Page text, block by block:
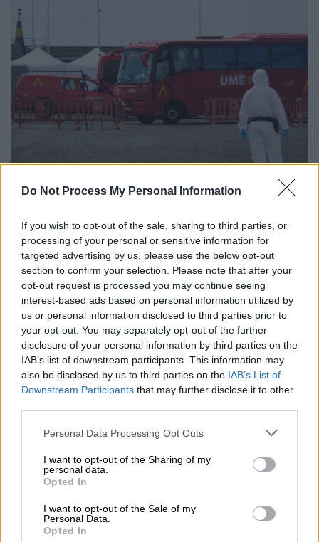
Do Not Process My Personal Information
If you wish to opt-out of the sale, sharing to third parties, or
processing of your personal or sensitive information for
targeted advertising by us, please use the below opt-out
section to confirm your selection. Please note that after your
opt-out request is processed you may continue seeing
interest-based ads based on personal information utilized by
us or personal information disclosed to third parties prior to
your opt-out. You may separately opt-out of the further
disclosure of your personal information by third parties on the
IAB’s list of downstream participants. This information may
also be disclosed by us to third parties on the IAB’s List of
Downstream Participants that may further disclose it to other
Please note that this website/app uses one or more Google
not limited to your visit or usage behaviour. You may click to
grant or deny consent to Google and its third-party tags to
use your data for below specified purposes in below Google
consent section.
Personal Data Processing Opt Outs
I want to opt-out of the Sharing of my
personal data.
Opted In
I want to opt-out of the Sale of my
Personal Data.
Opted In
Οι επιβάτες του κρουαζιερόπλοιου θα
πρέπει να απομονωθούν μετά την αναχώρησή
τους από την Τενερίφη, καθώς ο ιός έχει
περίοδο επώασης έως και εννέα
εβδομάδων.
video
Ένας Γάλλος παρουσιάζει
συμπτώματα